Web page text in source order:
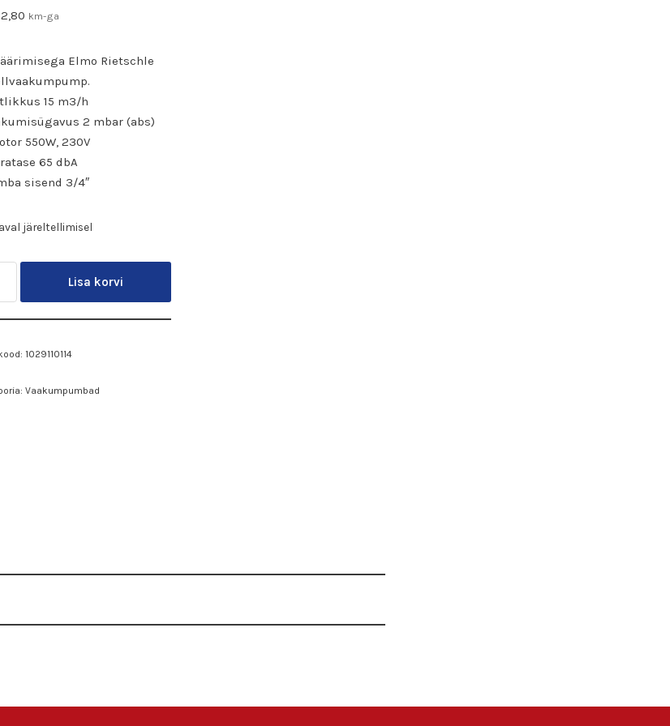
km-ga
Elmo Rietschle
15 m3/h
2 mbar (abs)
550W, 230V
65 dbA
sisend 3/4″
järeltellimisel
Lisa korvi
1029110114
Vaakumpumbad